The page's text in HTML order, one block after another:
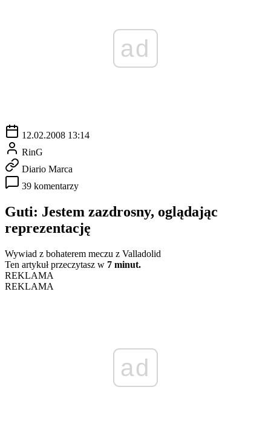
ad
12.02.2008 13:14
RinG
Diario Marca
39 komentarzy
Guti: Jestem zazdrosny, oglądając
reprezentację
Wywiad z bohaterem meczu z Valladolid
Ten artykuł przeczytasz w 7 minut.
REKLAMA
REKLAMA
ad